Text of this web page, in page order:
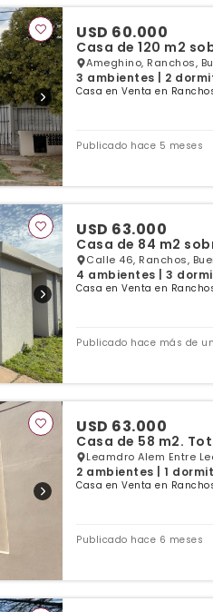
USD 60.000
Casa de 120 m2
Ameghino, Ranchos,
3 ambientes | 2
Casa en Venta en
Publicado hace 5 meses
USD 63.000
Casa de 84 m2
Calle 46, Ranchos,
4 ambientes | 3
Casa en Venta en
Publicado hace más de
USD 63.000
Casa de 58 m2.
Leamdro Alem Entre
2 ambientes | 1
Casa en Venta en
Publicado hace 6 meses